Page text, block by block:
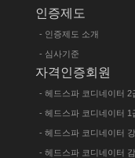
인증제도
- 인증제도 소개
- 심사기준
자격인증회원
- 헤드스파 코디네이터 2
- 헤드스파 코디네이터 1
- 헤드스파 코디네이터
- 헤드스파 코디네이터